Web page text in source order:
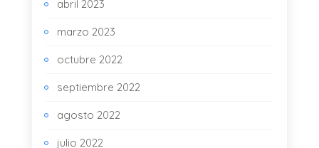
abril 2023
marzo 2023
octubre 2022
septiembre 2022
agosto 2022
julio 2022